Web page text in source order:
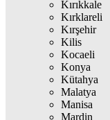
Kırıkkale
Kırklareli
Kırşehir
Kilis
Kocaeli
Konya
Kütahya
Malatya
Manisa
Mardin